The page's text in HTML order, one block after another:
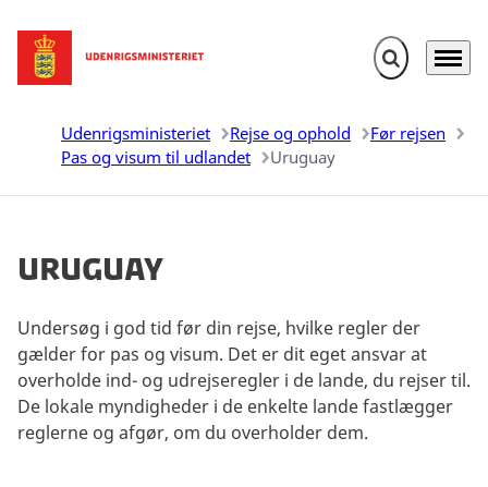
Gå til forsiden Fold søgefelt
Menu
Udenrigsministeriet Rejse og ophold
Før rejsen
Pas og visum til udlandet
Uruguay
Uruguay
Undersøg i god tid før din rejse, hvilke regler der
gælder for pas og visum. Det er dit eget ansvar at
overholde ind- og udrejseregler i de lande, du rejser til.
De lokale myndigheder i de enkelte lande fastlægger
reglerne og afgør, om du overholder dem.